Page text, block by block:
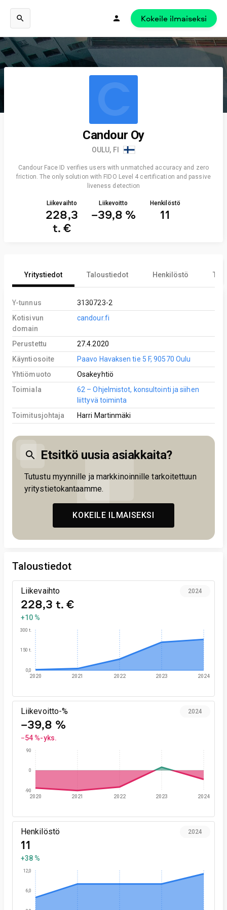
Kokeile ilmaiseksi
C
Candour Oy
OULU, FI
Candour Face ID verifies users with unmatched accuracy and zero
friction. The only solution with FIDO Level 4 certification and passive
liveness detection
Liikevaihto
228,3
t. €
Liikevoitto
−39,8 %
Henkilöstö
11
Yritystiedot Taloustiedot Henkilöstö
Y-tunnus
3130723-2
Kotisivun
domain
candour.fi
Perustettu
27.4.2020
Käyntiosoite
Paavo Havaksen tie 5 F, 90570 Oulu
Yhtiömuoto
Osakeyhtiö
Toimiala
62 – Ohjelmistot, konsultointi ja siihen
liittyvä toiminta
Toimitusjohtaja
Harri Martinmäki
Etsitkö uusia asiakkaita?
Tutustu myynnille ja markkinoinnille tarkoitettuun
yritystietokantaamme.
KOKEILE ILMAISEKSI
Taloustiedot
Liikevaihto
228,3 t. €
+10 %
2024
2020 2021 2022 2023 2024
0,0
150 t.
300 t.
Liikevoitto-%
−39,8 %
−54 %-yks.
2024
2020 2021 2022 2023 2024
-90
0
90
Henkilöstö
11
+38 %
2024
6,0
12,0